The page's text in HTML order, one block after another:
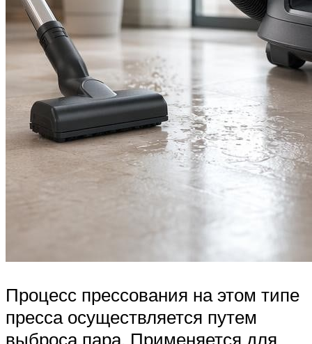
Процесс прессования на этом типе
пресса осуществляется путем
выброса пара. Применяется для